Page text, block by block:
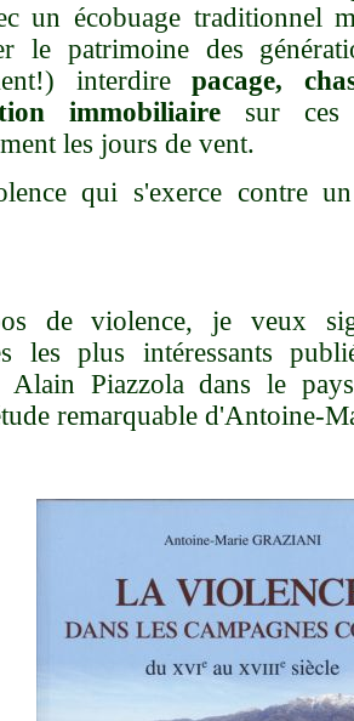
un écobuage traditionnel
le patrimoine des
interdirepacage,
immobiliaire sur ces
les jours de vent.
qui s'exerce contre
de violence, je veux
les plus intéressants
Alain Piazzola dans le
remarquable d'Antoine-